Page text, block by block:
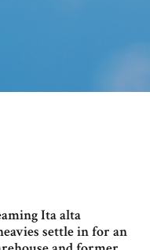
Ita alta
settle in for an